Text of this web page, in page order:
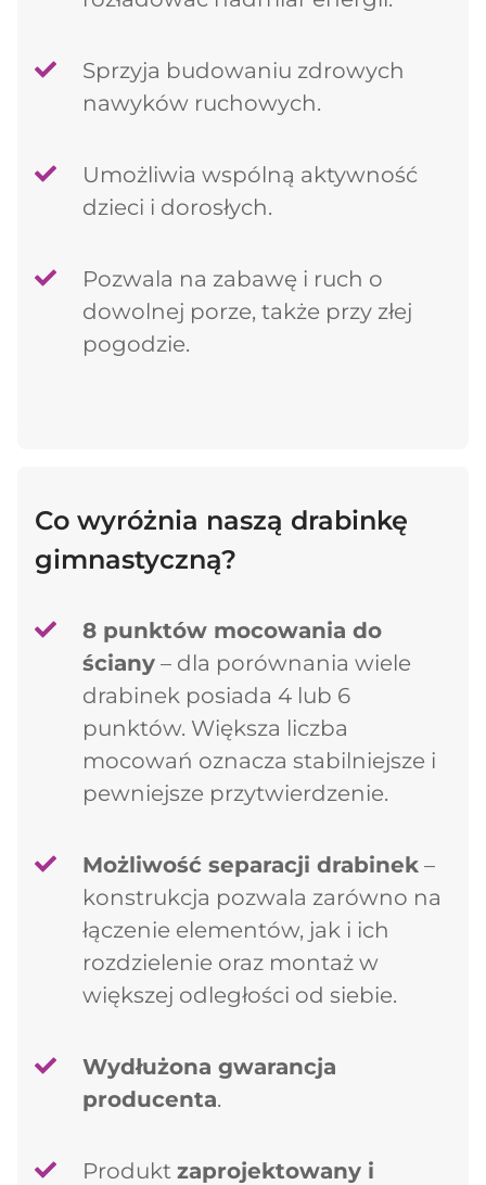
Sprzyja budowaniu zdrowych
nawyków ruchowych.
Umożliwia wspólną aktywność
dzieci i dorosłych.
Pozwala na zabawę i ruch o
dowolnej porze, także przy złej
pogodzie.
Co wyróżnia naszą drabinkę
gimnastyczną?
8 punktów mocowania do
ściany – dla porównania wiele
drabinek posiada 4 lub 6
punktów. Większa liczba
mocowań oznacza stabilniejsze i
pewniejsze przytwierdzenie.
Możliwość separacji drabinek –
konstrukcja pozwala zarówno na
łączenie elementów, jak i ich
rozdzielenie oraz montaż w
większej odległości od siebie.
Wydłużona gwarancja
producenta.
Produkt zaprojektowany i
Kontynuuj zakupy